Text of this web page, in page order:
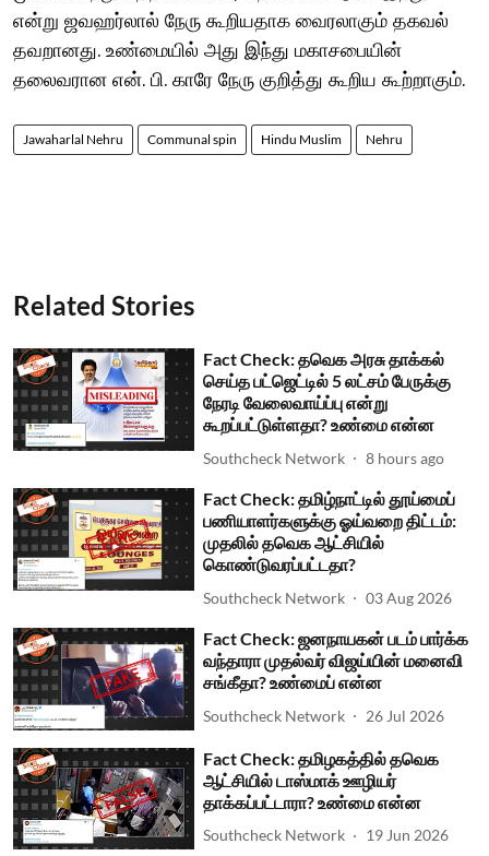
என்று ஜவஹர்லால் நேரு கூறியதாக வைரலாகும் தகவல்
தவறானது. உண்மையில் அது இந்து மகாசபையின்
தலைவரான என். பி. காரே நேரு குறித்து கூறிய கூற்றாகும்.
Jawaharlal Nehru Communal spin Hindu Muslim Nehru
Related Stories
Fact Check: தவெக அரசு தாக்கல்
செய்த பட்ஜெட்டில் 5 லட்சம் பேருக்கு
நேரடி வேலைவாய்ப்பு என்று
கூறப்பட்டுள்ளதா? உண்மை என்ன
Southcheck Network 8 hours ago
Fact Check: தமிழ்நாட்டில் தூய்மைப்
பணியாளர்களுக்கு ஓய்வறை திட்டம்:
முதலில் தவெக ஆட்சியில்
கொண்டுவரப்பட்டதா?
Southcheck Network 03 Aug 2026
Fact Check: ஜனநாயகன் படம் பார்க்க
வந்தாரா முதல்வர் விஜய்யின் மனைவி
சங்கீதா? உண்மைப் என்ன
Southcheck Network 26 Jul 2026
Fact Check: தமிழகத்தில் தவெக
ஆட்சியில் டாஸ்மாக் ஊழியர்
தாக்கப்பட்டாரா? உண்மை என்ன
Southcheck Network 19 Jun 2026